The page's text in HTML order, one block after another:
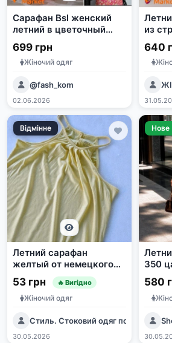
Сарафан Bsl женский
летний в цветочный
принт, натуральная
ткань, размер М
699 грн
Жіночий одяг
@fash_kom
02.06.2026
из
крепа
640
Відмінне
Летний сарафан
желтый от немецкого
бренда (размер S/M)
53 грн 🔥 Вигідно
Жіночий одяг
Стиль. Стоковий одяг по
30.05.2026
Нове
350
580